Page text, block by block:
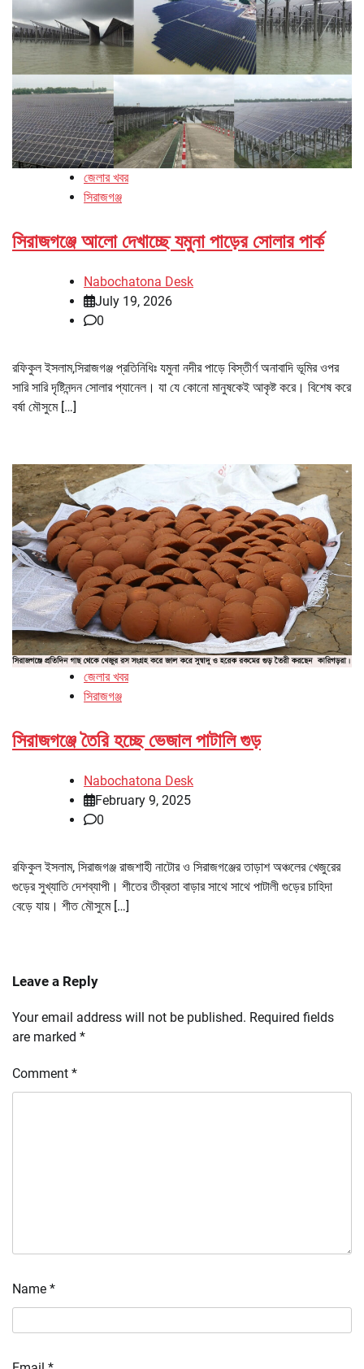
জেলার খবর
সিরাজগঞ্জ
সিরাজগঞ্জে আলো দেখাচ্ছে যমুনা পাড়ের সোলার পার্ক
Nabochatona Desk
July 19, 2026
0
রফিকুল ইসলাম,সিরাজগঞ্জ প্রতিনিধিঃ যমুনা নদীর পাড়ে বিস্তীর্ণ অনাবাদি ভূমির ওপর
সারি সারি দৃষ্টিনন্দন সোলার প্যানেল। যা যে কোনো মানুষকেই আকৃষ্ট করে। বিশেষ করে
বর্ষা মৌসুমে […]
জেলার খবর
সিরাজগঞ্জ
সিরাজগঞ্জে তৈরি হচ্ছে ভেজাল পাটালি গুড়
Nabochatona Desk
February 9, 2025
0
রফিকুল ইসলাম, সিরাজগঞ্জ রাজশাহী নাটোর ও সিরাজগঞ্জের তাড়াশ অঞ্চলের খেজুরের
গুড়ের সুখ্যাতি দেশব্যাপী। শীতের তীব্রতা বাড়ার সাথে সাথে পাটালী গুড়ের চাহিদা
বেড়ে যায়। শীত মৌসুমে […]
Leave a Reply
Your email address will not be published. Required fields
are marked *
Comment *
Name *